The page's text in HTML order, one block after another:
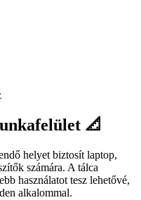
📐
helyet biztosít laptop,
számára. A tálca
használatot tesz lehetővé,
alkalommal.